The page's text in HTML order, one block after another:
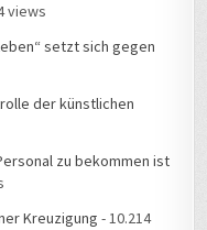
views
setzt sich gegen
der künstlichen
zu bekommen ist
Kreuzigung - 10.214